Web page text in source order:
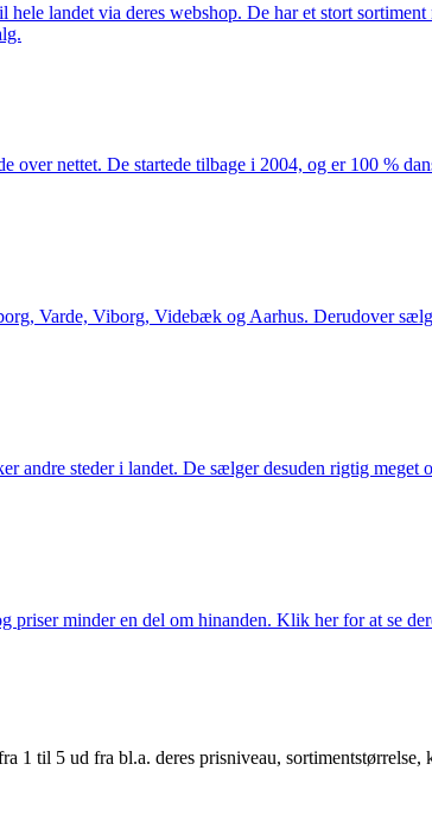
landet via deres webshop. De har et stort
nettet. De startede tilbage i 2004, og er 100 %
Varde, Viborg, Videbæk og Aarhus. Derudover
andre steder i landet. De sælger desuden rigtig meget
priser minder en del om hinanden. Klik her for at se
1 til 5 ud fra bl.a. deres prisniveau,